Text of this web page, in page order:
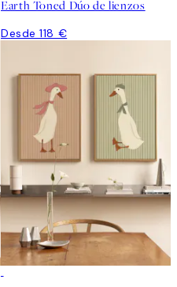
Earth Toned Dúo de lienzos
Desde 118 €